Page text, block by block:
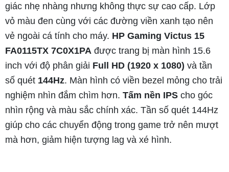
giác nhẹ nhàng nhưng không thực sự cao cấp. Lớp
vỏ màu đen cùng với các đường viền xanh tạo nên
vẻ ngoài cá tính cho máy. HP Gaming Victus 15
FA0115TX 7C0X1PA được trang bị màn hình 15.6
inch với độ phân giải Full HD (1920 x 1080) và tần
số quét 144Hz. Màn hình có viền bezel mỏng cho trải
nghiệm nhìn đắm chìm hơn. Tấm nền IPS cho góc
nhìn rộng và màu sắc chính xác. Tần số quét 144Hz
giúp cho các chuyển động trong game trở nên mượt
mà hơn, giảm hiện tượng lag và xé hình.